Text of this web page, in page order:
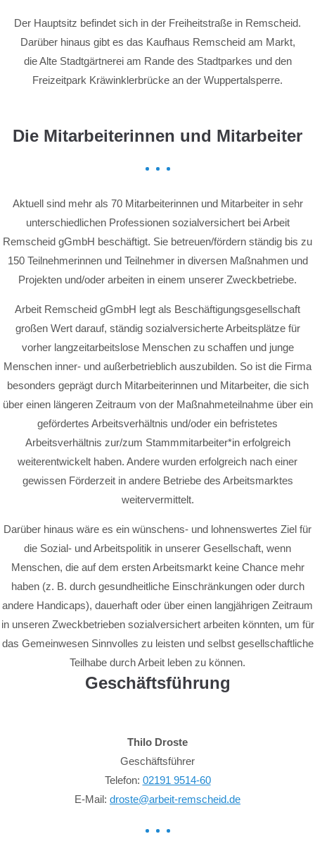
Der Hauptsitz befindet sich in der Freiheitstraße in Remscheid.
Darüber hinaus gibt es das Kaufhaus Remscheid am Markt,
die Alte Stadtgärtnerei am Rande des Stadtparkes und den
Freizeitpark Kräwinklerbrücke an der Wuppertalsperre.
Die Mitarbeiterinnen und Mitarbeiter
Aktuell sind mehr als 70 Mitarbeiterinnen und Mitarbeiter in sehr
unterschiedlichen Professionen sozialversichert bei Arbeit
Remscheid gGmbH beschäftigt. Sie betreuen/fördern ständig bis zu
150 Teilnehmerinnen und Teilnehmer in diversen Maßnahmen und
Projekten und/oder arbeiten in einem unserer Zweckbetriebe.
Arbeit Remscheid gGmbH legt als Beschäftigungsgesellschaft
großen Wert darauf, ständig sozialversicherte Arbeitsplätze für
vorher langzeitarbeitslose Menschen zu schaffen und junge
Menschen inner- und außerbetrieblich auszubilden. So ist die Firma
besonders geprägt durch Mitarbeiterinnen und Mitarbeiter, die sich
über einen längeren Zeitraum von der Maßnahmeteilnahme über ein
gefördertes Arbeitsverhältnis und/oder ein befristetes
Arbeitsverhältnis zur/zum Stammmitarbeiter*in erfolgreich
weiterentwickelt haben. Andere wurden erfolgreich nach einer
gewissen Förderzeit in andere Betriebe des Arbeitsmarktes
weitervermittelt.
Darüber hinaus wäre es ein wünschens- und lohnenswertes Ziel für
die Sozial- und Arbeitspolitik in unserer Gesellschaft, wenn
Menschen, die auf dem ersten Arbeitsmarkt keine Chance mehr
haben (z. B. durch gesundheitliche Einschränkungen oder durch
andere Handicaps), dauerhaft oder über einen langjährigen Zeitraum
in unseren Zweckbetrieben sozialversichert arbeiten könnten, um für
das Gemeinwesen Sinnvolles zu leisten und selbst gesellschaftliche
Teilhabe durch Arbeit leben zu können.
Geschäftsführung
Thilo Droste
Geschäftsführer
Telefon: 02191 9514-60
E-Mail: droste@arbeit-remscheid.de